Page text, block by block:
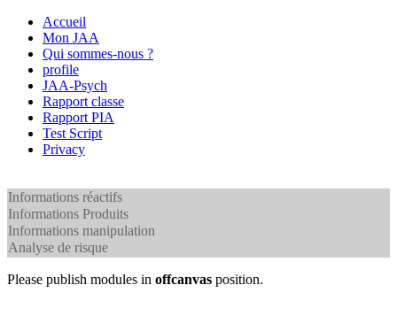
Accueil
Mon JAA
Qui sommes-nous ?
profile
JAA-Psych
Rapport classe
Rapport PIA
Test Script
Privacy
Informations réactifs
Informations Produits
Informations manipulation
Analyse de risque
Please publish modules in offcanvas position.